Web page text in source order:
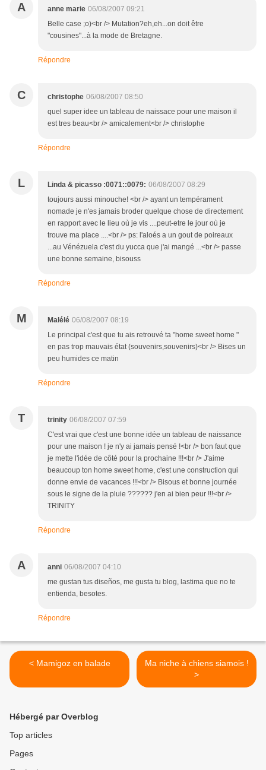
A anne marie 06/08/2007 09:21
Belle case ;o)<br /> Mutation?eh,eh...on doit être
"cousines"...à la mode de Bretagne.
Répondre
C christophe 06/08/2007 08:50
quel super idee un tableau de naissace pour une maison il
est tres beau<br /> amicalement<br /> christophe
Répondre
L Linda & picasso :0071::0079: 06/08/2007 08:29
toujours aussi minouche! <br /> ayant un tempérament
nomade je n'es jamais broder quelque chose de directement
en rapport avec le lieu où je vis ....peut-etre le jour où je
trouve ma place ....<br /> ps: l'aloés a un gout de poireaux
...au Vénézuela c'est du yucca que j'ai mangé ...<br /> passe
une bonne semaine, bisouss
Répondre
M Malélé 06/08/2007 08:19
Le principal c'est que tu ais retrouvé ta "home sweet home "
en pas trop mauvais état (souvenirs,souvenirs)<br /> Bises un
peu humides ce matin
Répondre
T trinity 06/08/2007 07:59
C'est vrai que c'est une bonne idée un tableau de naissance
pour une maison ! je n'y ai jamais pensé !<br /> bon faut que
je mette l'idée de côté pour la prochaine !!!<br /> J'aime
beaucoup ton home sweet home, c'est une construction qui
donne envie de vacances !!!<br /> Bisous et bonne journée
sous le signe de la pluie ?????? j'en ai bien peur !!!<br />
TRINITY
Répondre
A anni 06/08/2007 04:10
me gustan tus diseños, me gusta tu blog, lastima que no te
entienda, besotes.
Répondre
< Mamigoz en balade
Ma niche à chiens siamois !
>
Hébergé par Overblog
Top articles
Pages